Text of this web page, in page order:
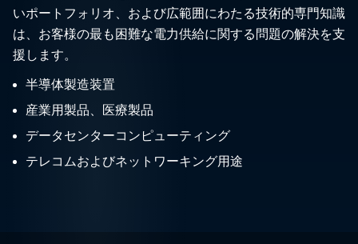
いポートフォリオ、および広範囲にわたる技術的専門知識
は、お客様の最も困難な電力供給に関する問題の解決を支
援します。
半導体製造装置
産業用製品、医療製品
データセンターコンピューティング
テレコムおよびネットワーキング用途